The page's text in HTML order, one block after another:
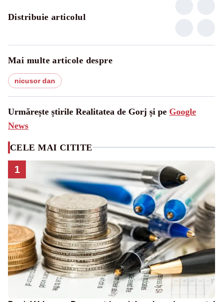
Distribuie articolul
Mai multe articole despre
nicusor dan
Urmărește știrile Realitatea de Gorj și pe Google
News
CELE MAI CITITE
1